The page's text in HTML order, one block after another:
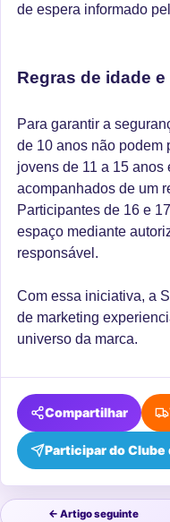
de espera informado
Regras de idade
Para garantir a
de 10 anos não podem
jovens de 11 a 15 anos
acompanhados de um
Participantes de 16 e
espaço mediante
responsável.
Com essa iniciativa, a
de marketing
universo da marca.
Compartilhar
Participar do Clube
← Artigo seguinte